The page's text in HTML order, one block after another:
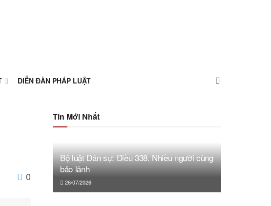
DIỄN ĐÀN PHÁP LUẬT
0
Tin Mới Nhất
Bộ luật Dân sự: Điều 338. Nhiều người cùng
bảo lãnh
26/07/2026